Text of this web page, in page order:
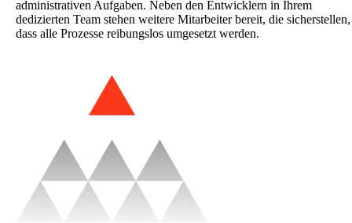
administrativen Aufgaben. Neben den Entwicklern in Ihrem
dedizierten Team stehen weitere Mitarbeiter bereit, die sicherstellen,
dass alle Prozesse reibungslos umgesetzt werden.